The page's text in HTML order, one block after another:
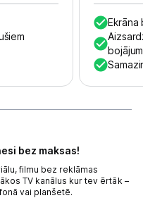
Ekrāna
bez maksas!
filmu bez reklāmas
TV kanālus kur tev ērtāk –
vai planšetē.